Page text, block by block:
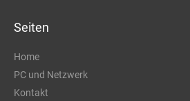
Seiten
Home
PC und Netzwerk
Kontakt